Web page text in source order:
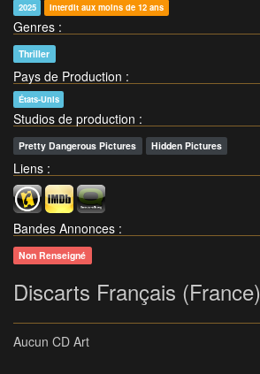
2025 Interdit aux moins de 12 ans
Genres :
Thriller
Pays de Production :
États-Unis
Studios de production :
Pretty Dangerous Pictures Hidden Pictures
Liens :
Bandes Annonces :
Non Renseigné
Discarts Français (France)
Aucun CD Art